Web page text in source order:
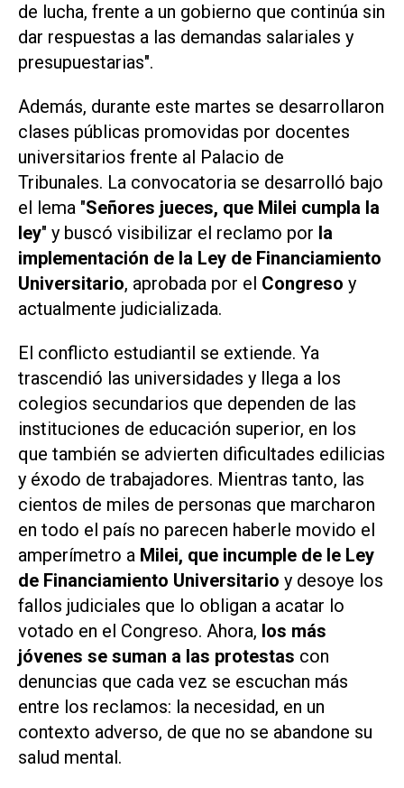
de lucha, frente a un gobierno que continúa sin
dar respuestas a las demandas salariales y
presupuestarias".
Además, durante este martes se desarrollaron
clases públicas promovidas por docentes
universitarios frente al Palacio de
Tribunales. La convocatoria se desarrolló bajo
el lema "Señores jueces, que Milei cumpla la
ley" y buscó visibilizar el reclamo por la
implementación de la Ley de Financiamiento
Universitario, aprobada por el Congreso y
actualmente judicializada.
El conflicto estudiantil se extiende. Ya
trascendió las universidades y llega a los
colegios secundarios que dependen de las
instituciones de educación superior, en los
que también se advierten dificultades edilicias
y éxodo de trabajadores. Mientras tanto, las
cientos de miles de personas que marcharon
en todo el país no parecen haberle movido el
amperímetro a Milei, que incumple de le Ley
de Financiamiento Universitario y desoye los
fallos judiciales que lo obligan a acatar lo
votado en el Congreso. Ahora, los más
jóvenes se suman a las protestas con
denuncias que cada vez se escuchan más
entre los reclamos: la necesidad, en un
contexto adverso, de que no se abandone su
salud mental.